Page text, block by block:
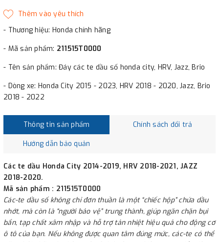
- Thương hiệu: Honda chính hãng
- Mã sản phẩm: 211515T0000
- Tên sản phẩm: Đáy các te dầu số honda city, HRV, Jazz, Brio
- Dòng xe: Honda City 2015 - 2023, HRV 2018 - 2020, Jazz, Brio
2018 - 2022
Thông tin sản phẩm Chính sách đổi trả
Hướng dẫn bảo quản
Các te dầu Honda City 2014-2019, HRV 2018-2021, JAZZ
2018-2020.
Mã sản phẩm : 211515T0000
Các-te dầu số không chỉ đơn thuần là một “chiếc hộp” chứa dầu
nhớt, mà còn là “người bảo vệ” trung thành, giúp ngăn chặn bụi
bẩn, tạp chất xâm nhập và hỗ trợ tản nhiệt hiệu quả cho động cơ
ô tô của bạn. Nếu không được quan tâm đúng mức, các-te có thể